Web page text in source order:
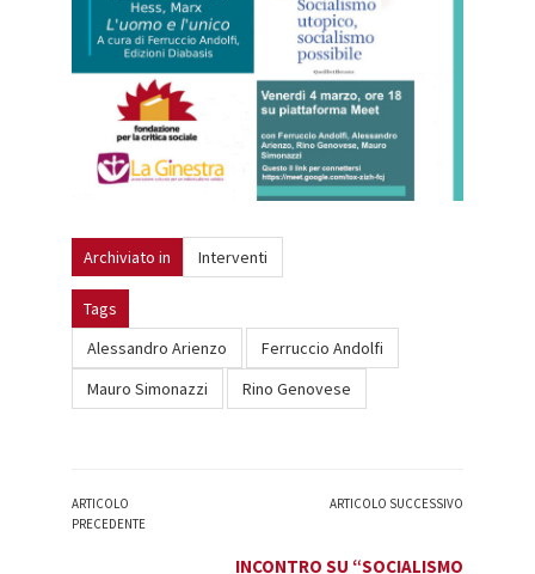
Archiviato in Interventi
Tags
Alessandro Arienzo
Ferruccio Andolfi
Mauro Simonazzi
Rino Genovese
ARTICOLO
PRECEDENTE
ARTICOLO SUCCESSIVO
INCONTRO SU “SOCIALISMO